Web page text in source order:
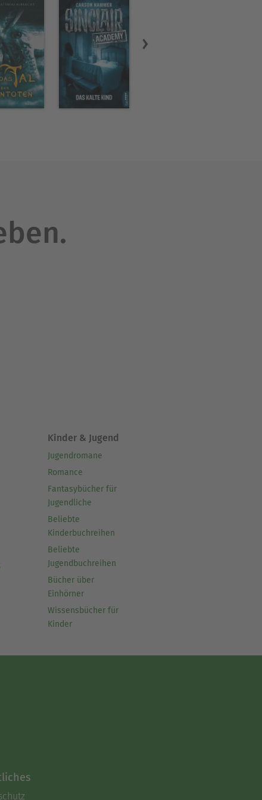
Kinder & Jugend
Jugendromane
Romance
Fantasybücher für
Jugendliche
Beliebte
Kinderbuchreihen
Beliebte
Jugendbuchreihen
Bücher über
Einhörner
Wissensbücher für
Kinder